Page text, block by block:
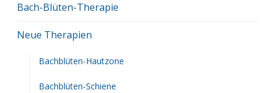
Bach-Blüten-Therapie
Neue Therapien
Bachblüten-Hautzone
Bachblüten-Schiene